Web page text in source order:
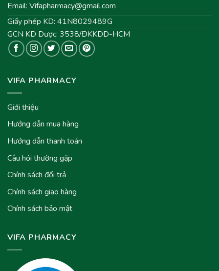
Email: Vifapharmacy@gmail.com
Giấy phép KD: 41N8029489G
GCN KD Dược: 3538/ĐKKDD-HCM
VIFA PHARMACY
Giới thiệu
Hướng dẫn mua hàng
Hướng dẫn thanh toán
Câu hỏi thường gặp
Chính sách đổi trả
Chính sách giao hàng
Chính sách bảo mật
VIFA PHARMACY